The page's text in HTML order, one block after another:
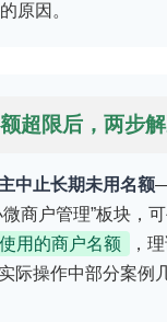
原因。
超限后，两步
中止长期未用名额
微商户管理”板块，
用的商户名额
，
际操作中部分案例